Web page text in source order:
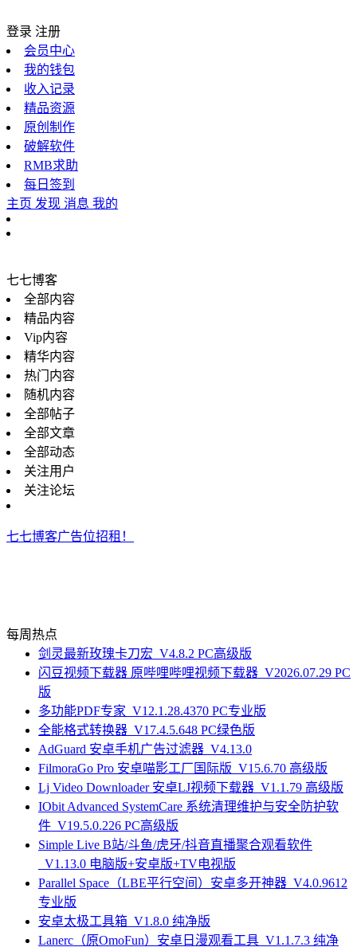
登录 注册
会员中心
我的钱包
收入记录
精品资源
原创制作
破解软件
RMB求助
每日签到
主页 发现 消息 我的
七七博客
全部内容
精品内容
Vip内容
精华内容
热门内容
随机内容
全部帖子
全部文章
全部动态
关注用户
关注论坛
七七博客广告位招租！
每周热点
剑灵最新玫瑰卡刀宏_V4.8.2 PC高级版
闪豆视频下载器 原哔哩哔哩视频下载器_V2026.07.29 PC
版
多功能PDF专家_V12.1.28.4370 PC专业版
全能格式转换器_V17.4.5.648 PC绿色版
AdGuard 安卓手机广告过滤器_V4.13.0
FilmoraGo Pro 安卓喵影工厂国际版_V15.6.70 高级版
Lj Video Downloader 安卓LJ视频下载器_V1.1.79 高级版
IObit Advanced SystemCare 系统清理维护与安全防护软
件_V19.5.0.226 PC高级版
Simple Live B站/斗鱼/虎牙/抖音直播聚合观看软件
_V1.13.0 电脑版+安卓版+TV电视版
Parallel Space（LBE平行空间）安卓多开神器_V4.0.9612
专业版
安卓太极工具箱_V1.8.0 纯净版
Lanerc（原OmoFun）安卓日漫观看工具_V1.1.7.3 纯净